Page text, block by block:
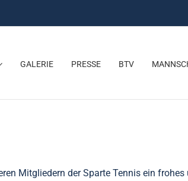
GALERIE PRESSE BTV
Mitgliedern der Sparte Tennis ein